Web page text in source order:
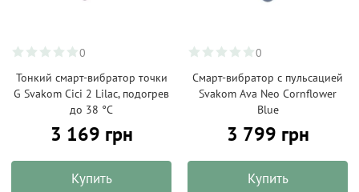
0
Тонкий смарт-вибратор точки
G Svakom Cici 2 Lilac, подогрев
до 38 °C
3 169 грн
Купить
0
Смарт-вибратор с пульсацией
Svakom Ava Neo Cornflower
Blue
3 799 грн
Купить